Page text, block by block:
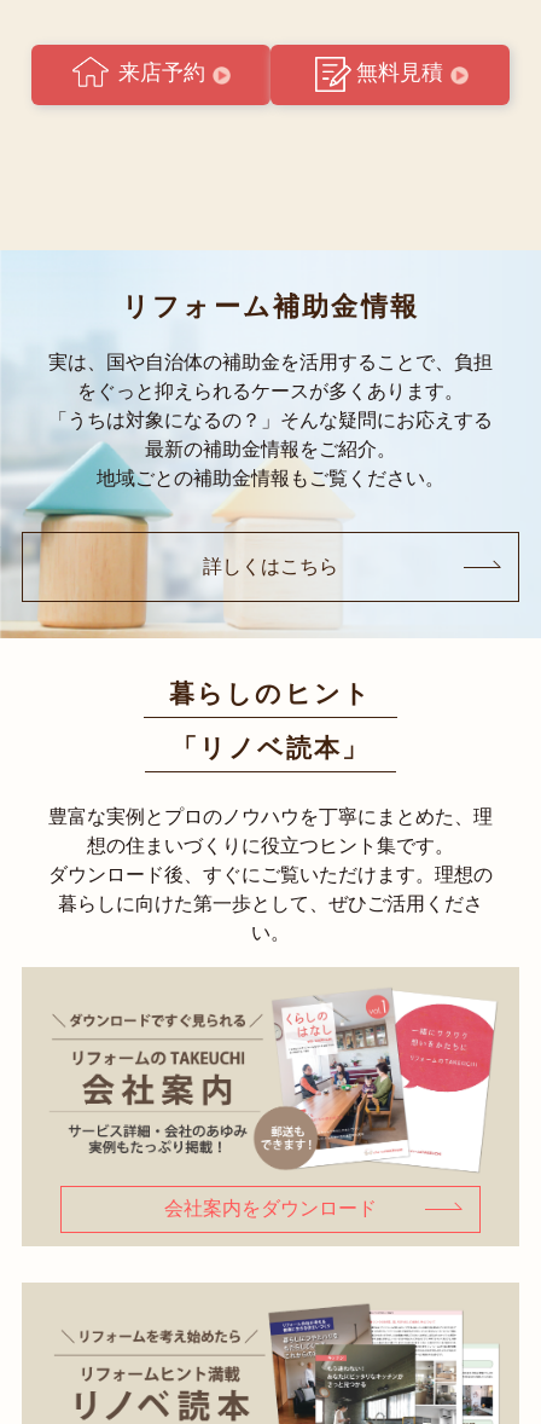
来店予約 無料見積
リフォーム補助金情報
実は、国や自治体の補助金を活用することで、負担
をぐっと抑えられるケースが多くあります。
「うちは対象になるの？」そんな疑問にお応えする
最新の補助金情報をご紹介。
地域ごとの補助金情報もご覧ください。
詳しくはこちら
暮らしのヒント
「リノベ読本」
豊富な実例とプロのノウハウを丁寧にまとめた、理
想の住まいづくりに役立つヒント集です。
ダウンロード後、すぐにご覧いただけます。理想の
暮らしに向けた第一歩として、ぜひご活用くださ
い。
会社案内をダウンロード